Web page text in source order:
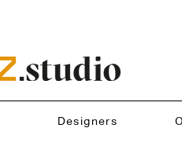
Designers